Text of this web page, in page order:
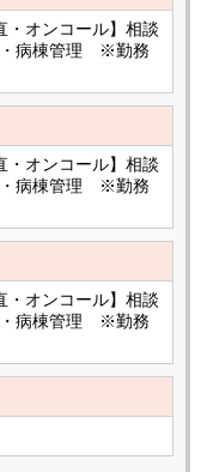
・オンコール】相談
病棟管理 ※勤務
・オンコール】相談
病棟管理 ※勤務
・オンコール】相談
病棟管理 ※勤務